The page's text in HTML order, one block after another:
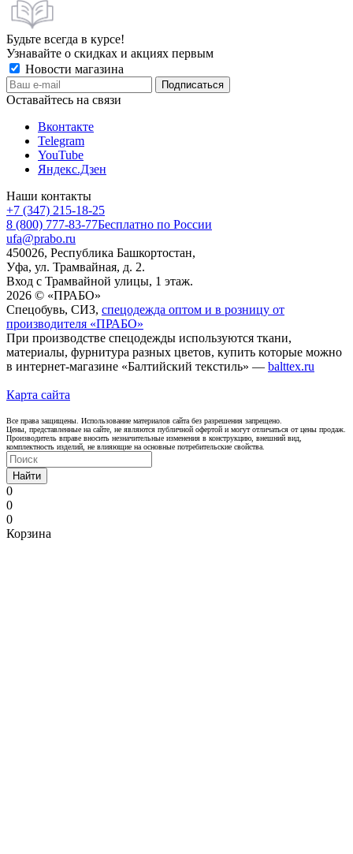
Будьте всегда в курсе!
Узнавайте о скидках и акциях первым
Новости магазина
Оставайтесь на связи
Вконтакте
Telegram
YouTube
Яндекс.Дзен
Наши контакты
+7 (347) 215-18-25
8 (800) 777-83-77Бесплатно по России
ufa@prabo.ru
450026, Республика Башкортостан,
Уфа, ул. Трамвайная, д. 2.
Вход с Трамвайной улицы, 1 этаж.
2026 © «ПРАБО»
Спецобувь, СИЗ, спецодежда оптом и в розницу от
производителя «ПРАБО»
При производстве спецодежды используются ткани,
материалы, фурнитура разных цветов, купить которые можно
в интернет-магазине «Балтийский текстиль» — balttex.ru
Карта сайта
Все права защищены. Использование материалов сайта без разрешения запрещено.
Цены, представленные на сайте, не являются публичной офертой и могут отличаться от цены продаж.
Производитель вправе вносить незначительные изменения в конструкцию, внешний вид,
комплектность изделий, не влияющие на основные потребительские свойства.
Найти
0
0
0
Корзина